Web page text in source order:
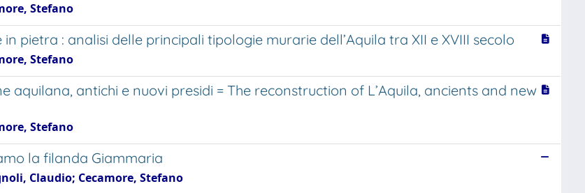
Stefano
pietra : analisi delle principali tipologie murarie dell’Aquila tra XII e XVIII secolo
Stefano
aquilana, antichi e nuovi presidi = The reconstruction of L’Aquila, ancients and new
Stefano
la filanda Giammaria
Claudio; Cecamore, Stefano